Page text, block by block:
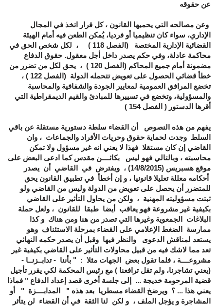
عن حقوقه
وعن مصالحه التي يحميها القانون ، كل قرار اتخذ في المجال
الإداري، سواء كان تنظيميا أو فرديا، يُمكن الطعن فيه أمام الهيئة
القضائية الإدارية المختصة (الفصل 118 ) ، لكل شخص الحق في
محاكمة عادلة، وفي حكم يصدر داخل أجل معقول. حقوق الدفاع
مضمونة أمام جميع المحاكم (الفصل 120 ) ، يحق لكل من تضرر من
خطأ قضائي الحصول على تعويض تتحمله الدولة (الفصل 122 ) ،
تخضع المرافق العمومية لمعايير الجودة والشفافية والمحاسبة
والمسؤولية، وتخضع في تسييرها للمبادئ والقيم الديمقراطية التي
أقرها الدستور ( الفصل 154 )
يفهم من هذه النصوص أن القضاء سلطة دستورية مستقلة عن باقي
السلط وجدت لحماية حقوق وحريات الأفراد والجماعات ، وان
القاضي إن كان مستقلا فهذا لا يعني انه غير مسؤول ولا تمكن
محاسبته ، وبالتالي فهو ليس بكائــــن مقدس كما ادعى البعض على
موقع هسبريس (14/8/2015) ، ويفترض في القاضي أن يصدر
أحكامه معللة تعليلا قانونيا ، و إن أخطأ في تطبيق القانون يحق
للمتضرر أن يحصل على تعويض من الدولة وليس من القاضي ولو
ثبتت مسؤوليته المهنية ، ولكن من يحاول التأثير على القاضي
بكيفية غير مشروعة فهو يعاقب أيضا طبقا للقانون ، ولعل حملة
البلاغات الجمعوية وغيرها التي تصدر من هنا ومن هناك و كذا
ممارسة الضغط الإعلامي على القضاء بمرحلة الاستئناف وهو
يستعد لمناقش الدعوى والنظر فيها وقبل أن يصدر حكمه النهائي
تعد مما لاشك فيه من قبيل محاولات التأثير على القاضي بكيفية غير
مشروعــــة ، فلما تقول بعض الجهات مثلا : " بأننا - تدابــزنــا -
(يعني تشاجرنا، ولم تقل ترافعنا ) مع رئيس المحكمة لكي يقرر تأجيل
قضية المرحومة خديجة ... إلى جلسة أخرى قصد إعداد الدفاع " فماذا
يعني هذا ... ؟ ويرضخ القضاء مسطريا بعد هذه " المدابــــزة " أو
المشاجرة و يؤجل الملف ، و لكن لنا الثقة في أن القضاء لن يتأثر